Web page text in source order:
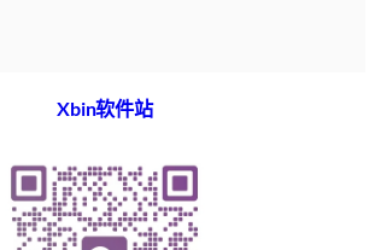
Xbin软件站